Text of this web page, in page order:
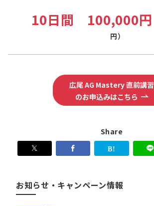
10日間 100,000円
円）
広尾 AG Mastery 直前講習
のお申込みはこちら
Share
お知らせ・キャンペーン情報